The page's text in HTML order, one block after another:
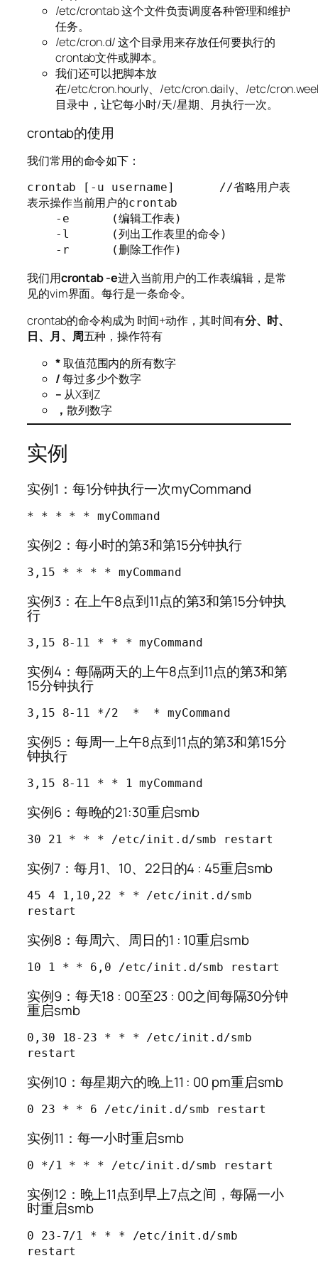
/etc/crontab 这个文件负责调度各种管理和维护
任务。
/etc/cron.d/ 这个目录用来存放任何要执行的
crontab文件或脚本。
我们还可以把脚本放
在/etc/cron.hourly、/etc/cron.daily、/etc/
目录中，让它每小时/天/星期、月执行一次。
crontab的使用
我们常用的命令如下：
crontab [-u username]　　　　//省略用户表
表示操作当前用户的crontab
    -r      (删除工作作)
我们用crontab -e进入当前用户的工作表编辑，是常
见的vim界面。每行是一条命令。
crontab的命令构成为 时间+动作，其时间有分、时、
日、月、周五种，操作符有
*取值范围内的所有数字
/每过多少个数字
– 从X到Z
， 散列数字
实例
实例1：每1分钟执行一次myCommand
* * * * * myCommand
实例2：每小时的第3和第15分钟执行
3,15 * * * * myCommand
实例3：在上午8点到11点的第3和第15分钟执
行
3,15 8-11 * * * myCommand
实例4：每隔两天的上午8点到11点的第3和第
15分钟执行
3,15 8-11 */2  *  * myCommand
实例5：每周一上午8点到11点的第3和第15分
钟执行
3,15 8-11 * * 1 myCommand
实例6：每晚的21:30重启smb
30 21 * * * /etc/init.d/smb restart
实例7：每月1、10、22日的4 : 45重启smb
45 4 1,10,22 * * /etc/init.d/smb
restart
实例8：每周六、周日的1 : 10重启smb
10 1 * * 6,0 /etc/init.d/smb restart
实例9：每天18 : 00至23 : 00之间每隔30分钟
重启smb
0,30 18-23 * * * /etc/init.d/smb
restart
实例10：每星期六的晚上11 : 00 pm重启smb
0 23 * * 6 /etc/init.d/smb restart
实例11：每一小时重启smb
0 */1 * * * /etc/init.d/smb restart
实例12：晚上11点到早上7点之间，每隔一小
时重启smb
0 23-7/1 * * * /etc/init.d/smb
restart